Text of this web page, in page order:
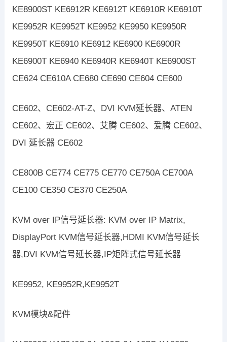
KE8900ST KE6912R KE6912T KE6910R KE6910T
KE9952R KE9952T KE9952 KE9950 KE9950R
KE9950T KE6910 KE6912 KE6900 KE6900R
KE6900T KE6940 KE6940R KE6940T KE6900ST
CE624 CE610A CE680 CE690 CE604 CE600
CE602、CE602-AT-Z、DVI KVM延长器、ATEN
CE602、宏正 CE602、艾腾 CE602、爱腾 CE602、
DVI 延长器 CE602
CE800B CE774 CE775 CE770 CE750A CE700A
CE100 CE350 CE370 CE250A
KVM over IP信号延长器: KVM over IP Matrix,
DisplayPort KVM信号延长器,HDMI KVM信号延长
器,DVI KVM信号延长器,IP矩阵式信号延长器
KE9952, KE9952R,KE9952T
KVM模块&配件